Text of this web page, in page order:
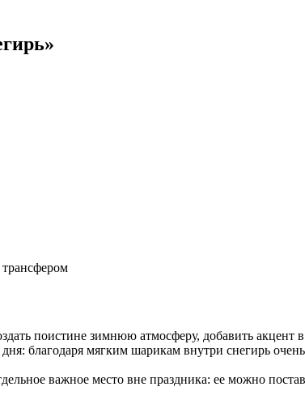
поистине зимнюю атмосферу, добавить
благодаря мягким шарикам внутри снегирь
важное место вне праздника: ее можно